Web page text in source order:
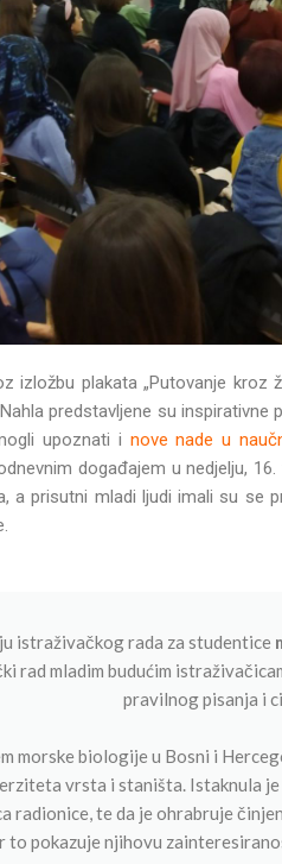
izložbu plakata „Putovanje kroz
predstavljene su
upoznati i nove nade u
događajem u nedjelju,
a prisutni mladi ljudi imali su se
istraživačkog rada za studentice
rad mladim budućim
pravilnog pisanja i
morske biologije u Bosni i
vrsta i staništa. Istaknula
radionice, te da je ohrabruje
to pokazuje njihovu